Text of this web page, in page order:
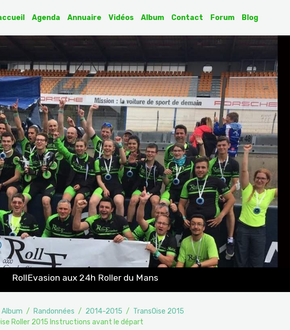
Agenda Annuaire Vidéos Album Contact Forum Blog
RollEvasion aux 24h Roller du Mans
Album Randonnées 2014-2015
TransOise 2015
Roller 2015 Instructions avant le départ